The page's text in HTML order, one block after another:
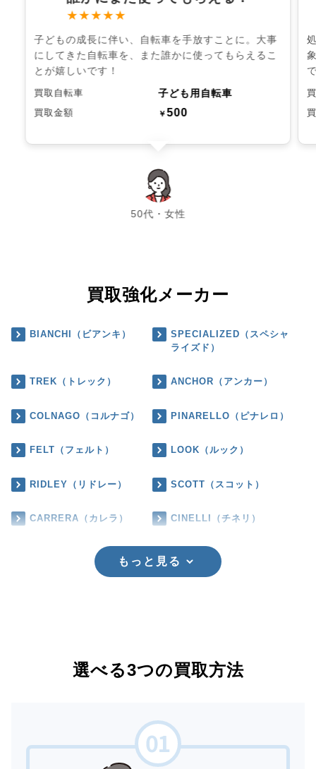
★★★★★
子どもの成長に伴い、自転車を手放すことに。大事
にしてきた自転車を、また誰かに使ってもらえるこ
とが嬉しいです！
買取自転車 子ども用自転車
買取金額 ￥500
50代・女性
chevron_left chevron_right
買取強化メーカー
BIANCHI（ビアンキ）
SPECIALIZED（スペシャ
ライズド）
TREK（トレック） ANCHOR（アンカー）
COLNAGO（コルナゴ） PINARELLO（ピナレロ）
FELT（フェルト） LOOK（ルック）
RIDLEY（リドレー） SCOTT（スコット）
CARRERA（カレラ） CINELLI（チネリ）
もっと見る
選べる3つの買取方法